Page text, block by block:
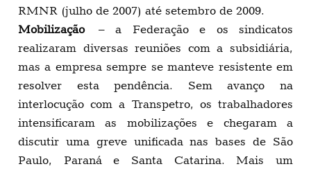
RMNR (julho de 2007) até setembro de 2009.
Mobilização– a Federação e os sindicatos
realizaram diversas reuniões com a subsidiária,
mas a empresa sempre se manteve resistente em
resolver esta pendência. Sem avanço na
interlocução com a Transpetro, os trabalhadores
intensificaram as mobilizações e chegaram a
discutir uma greve unificada nas bases de São
Paulo, Paraná e Santa Catarina. Mais um